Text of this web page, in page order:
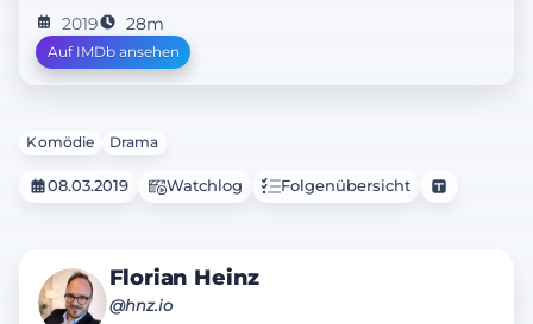
2019 28m
Auf IMDb ansehen
Komödie Drama
08.03.2019 Watchlog Folgenübersicht
Florian Heinz
@hnz.io